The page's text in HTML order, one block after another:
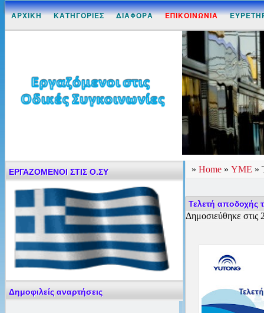
ΑΡΧΙΚΗ ΚΑΤΗΓΟΡΙΕΣ ΔΙΑΦΟΡΑ ΕΠΙΚΟΙΝΩΝΙΑ
» Home » ΥΜΕ »
Τελετή αποδοχής
Δημοσιεύθηκε στις
ΕΡΓΑΖΟΜΕΝΟΙ ΣΤΙΣ Ο.ΣΥ
Δημοφιλείς αναρτήσεις